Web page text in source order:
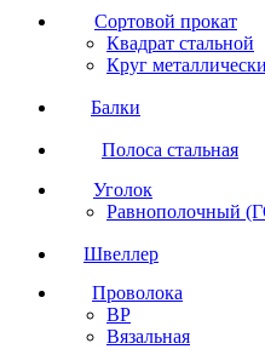
Сортовой прокат
Квадрат стальной
Круг
Балки
Полоса стальная
Уголок
Равнополочный
Швеллер
Проволока
ВР
Вязальная